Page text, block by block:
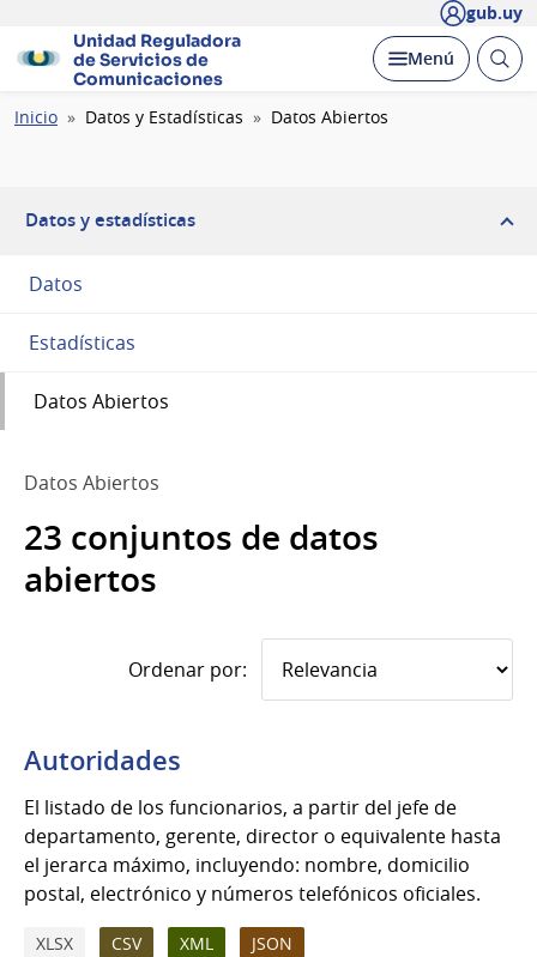
gub.uy
Unidad Reguladora
de Servicios de
Comunicaciones
Desplegar
Menú Abrir
Ruta
Inicio Datos y Estadísticas Datos Abiertos
Datos y estadísticas
Datos
Estadísticas
Datos Abiertos
Datos Abiertos
23 conjuntos de datos
abiertos
Ordenar por:
Autoridades
El listado de los funcionarios, a partir del jefe de
departamento, gerente, director o equivalente hasta
el jerarca máximo, incluyendo: nombre, domicilio
postal, electrónico y números telefónicos oficiales.
XLSX CSV XML JSON